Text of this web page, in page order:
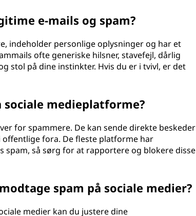
e-mails og spam?
indeholder personlige oplysninger og har et
ofte generiske hilsner, stavefejl, dårlig
stol på dine instinkter. Hvis du er i tvivl, er det
sociale medieplatforme?
for spammere. De kan sende direkte beskeder
fora. De fleste platforme har
så sørg for at rapportere og blokere disse
spam på sociale medier?
medier kan du justere dine